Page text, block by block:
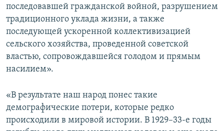
последовавшей гражданской войной, разрушением
традиционного уклада жизни, а также
последующей ускоренной коллективизацией
сельского хозяйства, проведенной советской
властью, сопровождавшейся голодом и прямым
насилием».
«В результате наш народ понес такие
демографические потери, которые редко
происходили в мировой истории. В 1929–33-е годы